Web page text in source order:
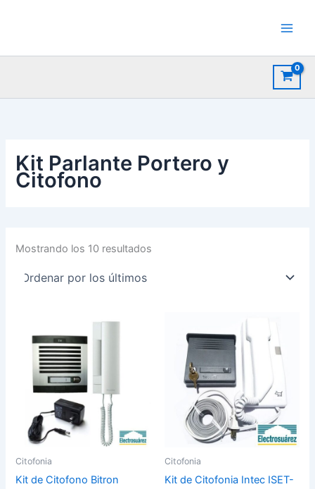
Kit Parlante Portero y
Citofono
Mostrando los 10 resultados
Citofonia
Kit de Citofono Bitron
Citofonia
Kit de Citofonia Intec ISET-